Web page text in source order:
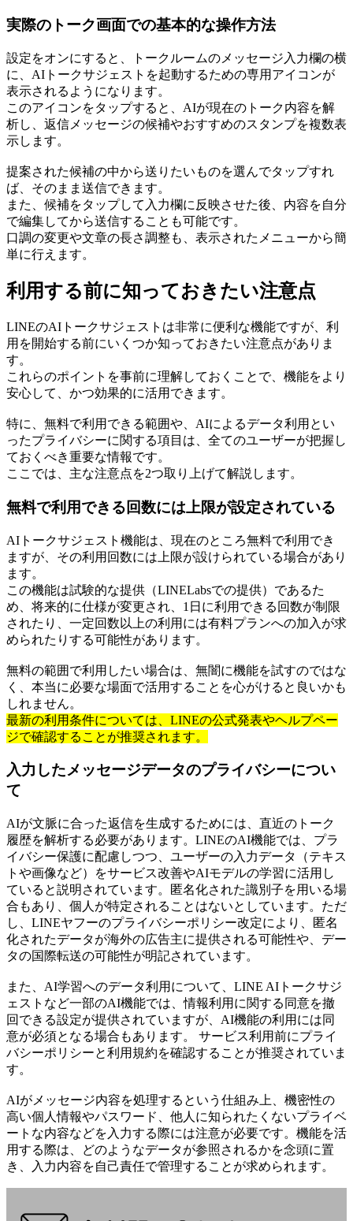
実際のトーク画面での基本的な操作方法
設定をオンにすると、トークルームのメッセージ入力欄の横
に、AIトークサジェストを起動するための専用アイコンが
表示されるようになります。
このアイコンをタップすると、AIが現在のトーク内容を解
析し、返信メッセージの候補やおすすめのスタンプを複数表
示します。
提案された候補の中から送りたいものを選んでタップすれ
ば、そのまま送信できます。
また、候補をタップして入力欄に反映させた後、内容を自分
で編集してから送信することも可能です。
口調の変更や文章の長さ調整も、表示されたメニューから簡
単に行えます。
利用する前に知っておきたい注意点
LINEのAIトークサジェストは非常に便利な機能ですが、利
用を開始する前にいくつか知っておきたい注意点がありま
す。
これらのポイントを事前に理解しておくことで、機能をより
安心して、かつ効果的に活用できます。
特に、無料で利用できる範囲や、AIによるデータ利用とい
ったプライバシーに関する項目は、全てのユーザーが把握し
ておくべき重要な情報です。
ここでは、主な注意点を2つ取り上げて解説します。
無料で利用できる回数には上限が設定されている
AIトークサジェスト機能は、現在のところ無料で利用でき
ますが、その利用回数には上限が設けられている場合があり
ます。
この機能は試験的な提供（LINELabsでの提供）であるた
め、将来的に仕様が変更され、1日に利用できる回数が制限
されたり、一定回数以上の利用には有料プランへの加入が求
められたりする可能性があります。
無料の範囲で利用したい場合は、無闇に機能を試すのではな
く、本当に必要な場面で活用することを心がけると良いかも
しれません。
最新の利用条件については、LINEの公式発表やヘルプペー
ジで確認することが推奨されます。
入力したメッセージデータのプライバシーについ
て
AIが文脈に合った返信を生成するためには、直近のトーク
履歴を解析する必要があります。LINEのAI機能では、プラ
イバシー保護に配慮しつつ、ユーザーの入力データ（テキス
トや画像など）をサービス改善やAIモデルの学習に活用し
ていると説明されています。匿名化された識別子を用いる場
合もあり、個人が特定されることはないとしています。ただ
し、LINEヤフーのプライバシーポリシー改定により、匿名
化されたデータが海外の広告主に提供される可能性や、デー
タの国際転送の可能性が明記されています。
また、AI学習へのデータ利用について、LINE AIトークサジ
ェストなど一部のAI機能では、情報利用に関する同意を撤
回できる設定が提供されていますが、AI機能の利用には同
意が必須となる場合もあります。 サービス利用前にプライ
バシーポリシーと利用規約を確認することが推奨されていま
す。
AIがメッセージ内容を処理するという仕組み上、機密性の
高い個人情報やパスワード、他人に知られたくないプライベ
ートな内容などを入力する際には注意が必要です。機能を活
用する際は、どのようなデータが参照されるかを念頭に置
き、入力内容を自己責任で管理することが求められます。